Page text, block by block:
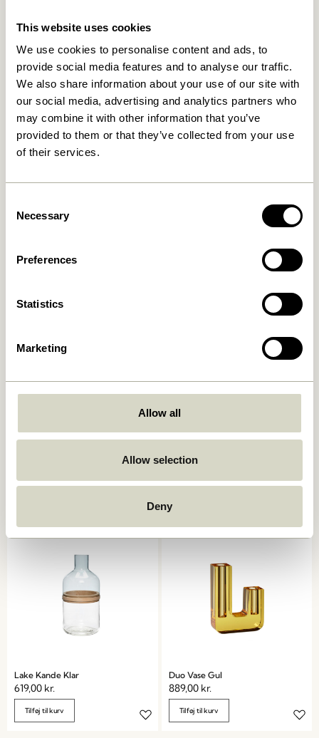
This website uses cookies
We use cookies to personalise content and ads, to
provide social media features and to analyse our traffic.
We also share information about your use of our site with
our social media, advertising and analytics partners who
may combine it with other information that you’ve
provided to them or that they’ve collected from your use
of their services.
Selection
Necessary
Preferences
Statistics
Marketing
Allow all
Allow selection
Deny
Relaterede varer
Lote Vase Sand
Tilføj til kurv
Fuyu Vaser Orange (sæt af
Deux Potte Rødbrun/Blå
859,00
Deux Potte Lysegrøn/Sand
Lake Kande Klar
619,00 kr.
Tilføj til kurv
Duo Vase Gul
889,00 kr.
Tilføj til kurv